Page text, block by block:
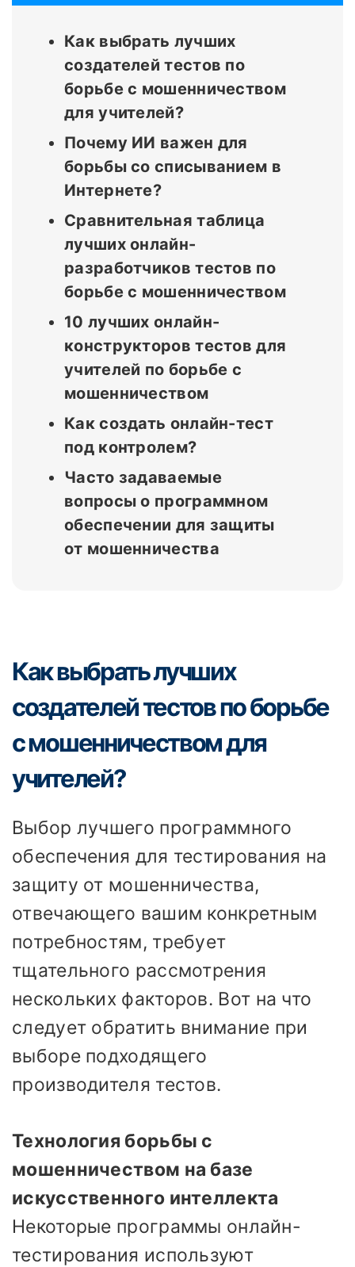
Как выбрать лучших
создателей тестов по
борьбе с мошенничеством
для учителей?
Почему ИИ важен для
борьбы со списыванием в
Интернете?
Сравнительная таблица
лучших онлайн-
разработчиков тестов по
борьбе с мошенничеством
10 лучших онлайн-
конструкторов тестов для
учителей по борьбе с
мошенничеством
Как создать онлайн-тест
под контролем?
Часто задаваемые
вопросы о программном
обеспечении для защиты
от мошенничества
Как выбрать лучших
создателей тестов по борьбе
с мошенничеством для
учителей?
Выбор лучшего программного
обеспечения для тестирования на
защиту от мошенничества,
отвечающего вашим конкретным
потребностям, требует
тщательного рассмотрения
нескольких факторов. Вот на что
следует обратить внимание при
выборе подходящего
производителя тестов.
Технология борьбы с
мошенничеством на базе
искусственного интеллекта
Некоторые программы онлайн-
тестирования используют